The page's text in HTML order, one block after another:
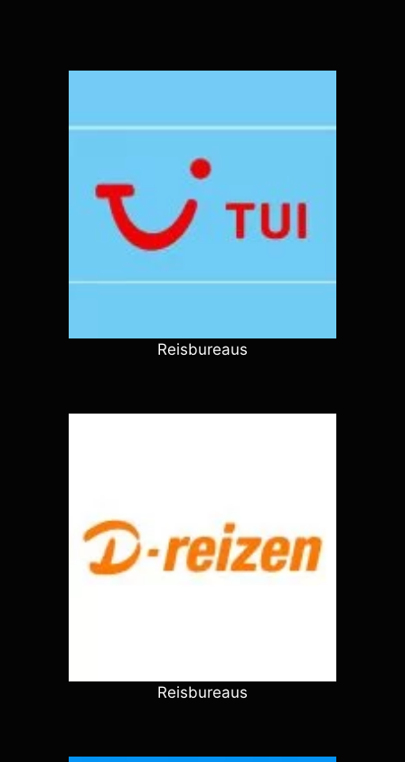
Reisbureaus
Reisbureaus